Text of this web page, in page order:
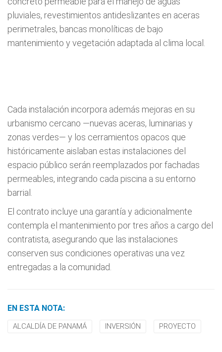
pluviales, revestimientos antideslizantes en aceras
perimetrales, bancas monolíticas de bajo
mantenimiento y vegetación adaptada al clima local.
Cada instalación incorpora además mejoras en su
urbanismo cercano —nuevas aceras, luminarias y
zonas verdes— y los cerramientos opacos que
históricamente aislaban estas instalaciones del
espacio público serán reemplazados por fachadas
permeables, integrando cada piscina a su entorno
barrial.
El contrato incluye una garantía y adicionalmente
contempla el mantenimiento por tres años a cargo del
contratista, asegurando que las instalaciones
conserven sus condiciones operativas una vez
entregadas a la comunidad.
EN ESTA NOTA:
ALCALDÍA DE PANAMÁ INVERSIÓN PROYECTO